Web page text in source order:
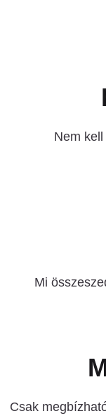
Nem
Mi
Csak